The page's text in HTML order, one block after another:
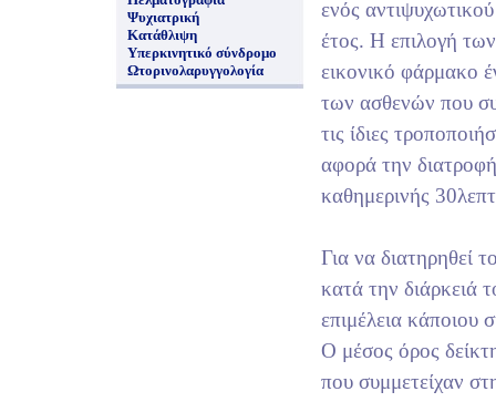
Ψυχιατρική
Κατάθλιψη
Υπερκινητικό σύνδρομο
Ωτορινολαρυγγολογία
ενός
έτος. Η επιλογή
εικονικό φάρμακο
των ασθενών που
τις ίδιες
αφορά την
καθημερινής
Για να διατηρηθεί
κατά την διάρκειά
επιμέλεια κάποιου
Ο μέσος όρος
που συμμετείχαν